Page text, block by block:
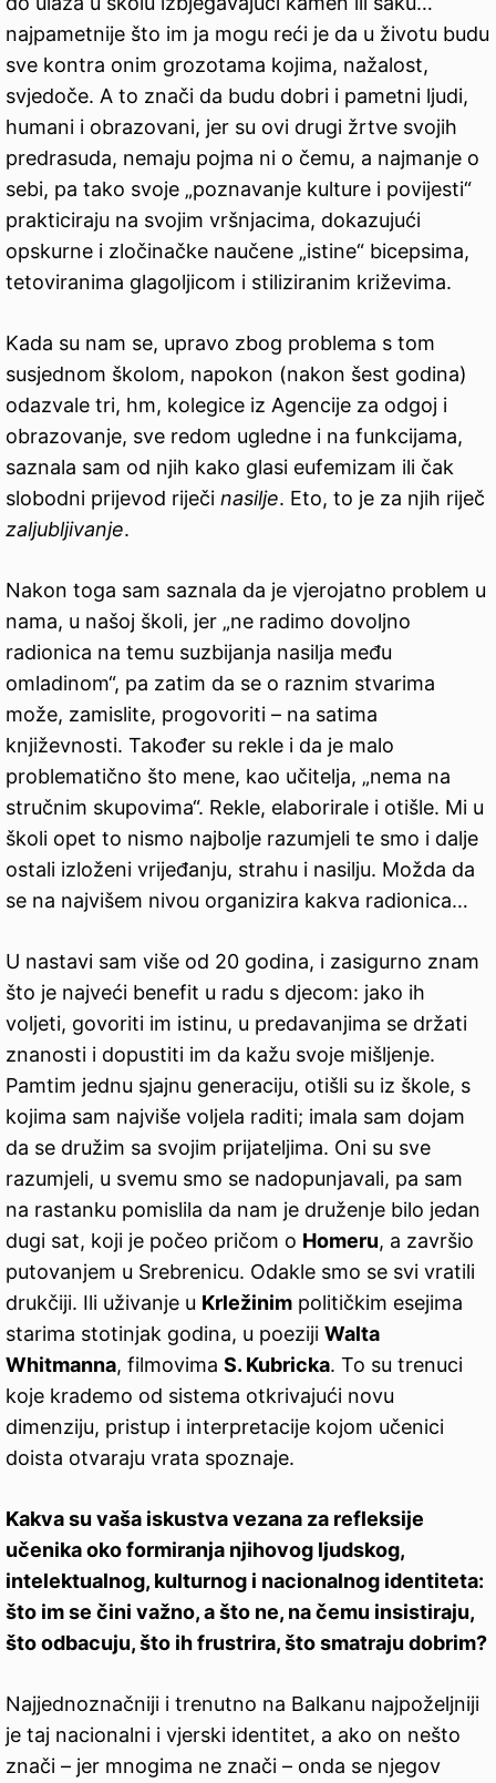
najpametnije što im ja mogu reći je da u životu budu
sve kontra onim grozotama kojima, nažalost,
svjedoče. A to znači da budu dobri i pametni ljudi,
humani i obrazovani, jer su ovi drugi žrtve svojih
predrasuda, nemaju pojma ni o čemu, a najmanje o
sebi, pa tako svoje „poznavanje kulture i povijesti“
prakticiraju na svojim vršnjacima, dokazujući
opskurne i zločinačke naučene „istine“ bicepsima,
tetoviranima glagoljicom i stiliziranim križevima.
Kada su nam se, upravo zbog problema s tom
susjednom školom, napokon (nakon šest godina)
odazvale tri, hm, kolegice iz Agencije za odgoj i
obrazovanje, sve redom ugledne i na funkcijama,
saznala sam od njih kako glasi eufemizam ili čak
slobodni prijevod riječi nasilje. Eto, to je za njih riječ
zaljubljivanje.
Nakon toga sam saznala da je vjerojatno problem u
nama, u našoj školi, jer „ne radimo dovoljno
radionica na temu suzbijanja nasilja među
omladinom“, pa zatim da se o raznim stvarima
može, zamislite, progovoriti – na satima
književnosti. Također su rekle i da je malo
problematično što mene, kao učitelja, „nema na
stručnim skupovima“. Rekle, elaborirale i otišle. Mi u
školi opet to nismo najbolje razumjeli te smo i dalje
ostali izloženi vrijeđanju, strahu i nasilju. Možda da
se na najvišem nivou organizira kakva radionica…
U nastavi sam više od 20 godina, i zasigurno znam
što je najveći benefit u radu s djecom: jako ih
voljeti, govoriti im istinu, u predavanjima se držati
znanosti i dopustiti im da kažu svoje mišljenje.
Pamtim jednu sjajnu generaciju, otišli su iz škole, s
kojima sam najviše voljela raditi; imala sam dojam
da se družim sa svojim prijateljima. Oni su sve
razumjeli, u svemu smo se nadopunjavali, pa sam
na rastanku pomislila da nam je druženje bilo jedan
dugi sat, koji je počeo pričom o Homeru, a završio
putovanjem u Srebrenicu. Odakle smo se svi vratili
drukčiji. Ili uživanje u Krležinim političkim esejima
starima stotinjak godina, u poeziji Walta
Whitmanna, filmovima S. Kubricka. To su trenuci
koje krademo od sistema otkrivajući novu
dimenziju, pristup i interpretacije kojom učenici
doista otvaraju vrata spoznaje.
Kakva su vaša iskustva vezana za refleksije
učenika oko formiranja njihovog ljudskog,
intelektualnog, kulturnog i nacionalnog identiteta:
što im se čini važno, a što ne, na čemu insistiraju,
što odbacuju, što ih frustrira, što smatraju dobrim?
Najjednoznačniji i trenutno na Balkanu najpoželjniji
je taj nacionalni i vjerski identitet, a ako on nešto
znači – jer mnogima ne znači – onda se njegov